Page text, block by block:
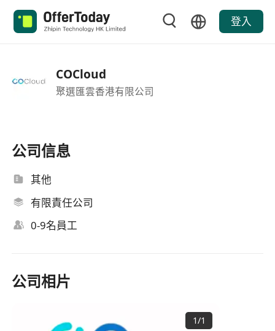
登入
COCloud
聚選匯雲香港有限公司
公司信息
其他
有限責任公司
0-9名員工
公司相片
1/1